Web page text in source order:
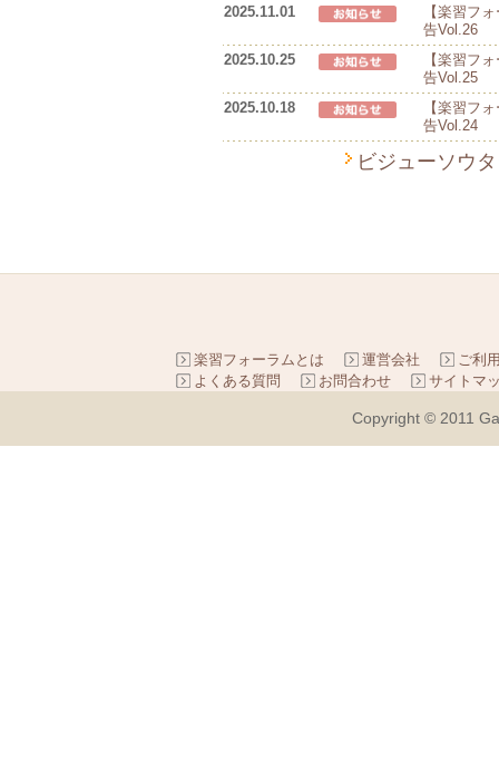
2025.11.01
【楽習フ
告Vol.26
2025.10.25
【楽習フ
告Vol.25
2025.10.18
【楽習フ
告Vol.24
ビジューソウ
楽習フォーラムとは 運営会社
ご利
よくある質問
お問合わせ サイトマ
Copyright © 2011